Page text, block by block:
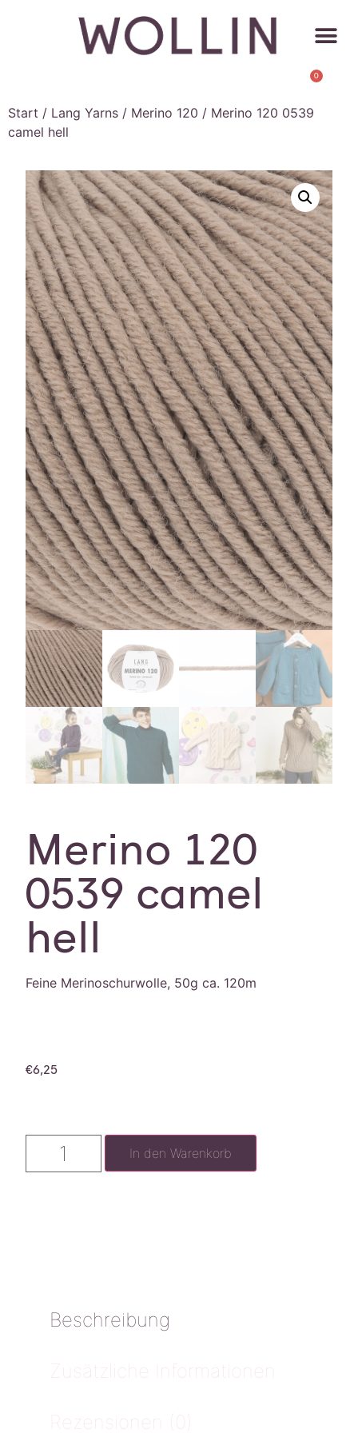
0
Start / Lang Yarns / Merino 120 / Merino 120 0539
camel hell
Merino 120
0539 camel
hell
Feine Merinoschurwolle, 50g ca. 120m
€6,25
In den Warenkorb
Beschreibung
Zusätzliche Informationen
Rezensionen (0)